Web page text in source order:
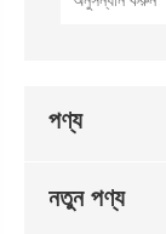
পণ্য
নতুন পণ্য